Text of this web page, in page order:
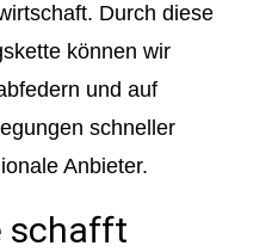
Durch diese
können wir
und auf
schneller
Anbieter.
schafft